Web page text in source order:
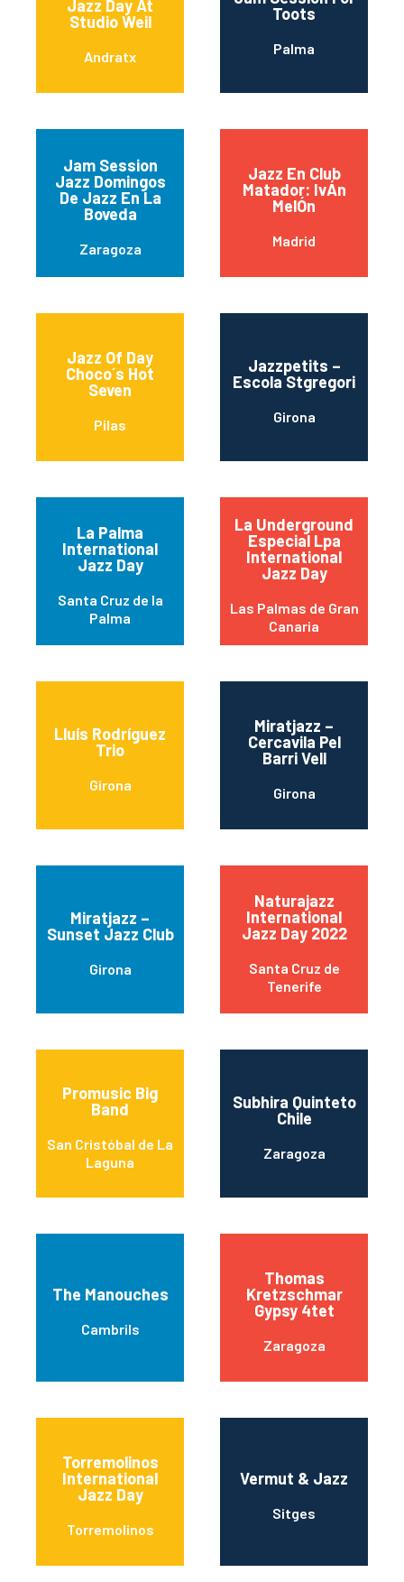
Jazz Day At
Studio Weil
Andratx
Toots
Palma
Jam Session
Jazz Domingos
De Jazz En La
Boveda
Zaragoza
Jazz En Club
Matador: IvÁn
MelÓn
Madrid
Jazz Of Day
Choco´s Hot
Seven
Pilas
Jazzpetits –
Escola Stgregori
Girona
La Palma
International
Jazz Day
Santa Cruz de la
Palma
La Underground
Especial Lpa
International
Jazz Day
Las Palmas de Gran
Canaria
Lluís Rodríguez
Trio
Girona
Miratjazz –
Cercavila Pel
Barri Vell
Girona
Miratjazz –
Sunset Jazz Club
Girona
Naturajazz
International
Jazz Day 2022
Santa Cruz de
Tenerife
Promusic Big
Band
San Cristóbal de La
Laguna
Subhira Quinteto
Chile
Zaragoza
The Manouches
Cambrils
Thomas
Kretzschmar
Gypsy 4tet
Zaragoza
Torremolinos
International
Jazz Day
Torremolinos
Vermut & Jazz
Sitges